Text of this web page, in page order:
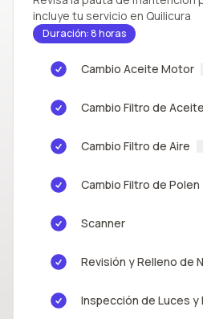
incluye tu servicio en Quilicura
Duración: 8 horas
Cambio Aceite Motor
Cambio Filtro de Aceite
Cambio Filtro de Aire
Cambio Filtro de Polen
Scanner
Revisión y Relleno de
Inspección de Luces y